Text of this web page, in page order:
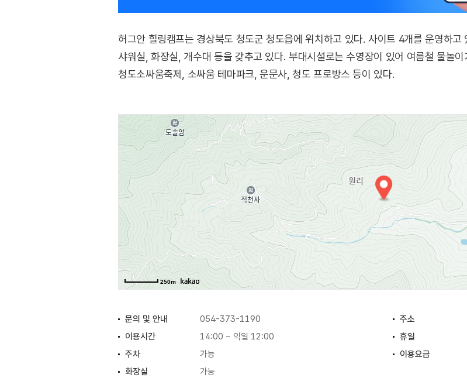
허그안 힐링캠프는 경상북도 청도군 청도읍에 위치하고 있다. 사이트 4개를 운영하
샤워실, 화장실, 개수대 등을 갖추고 있다. 부대시설로는 수영장이 있어 여름철 물놀
청도소싸움축제, 소싸움 테마파크, 운문사, 청도 프로방스 등이 있다.
250m
문의 및 안내 054-373-1190 주소
이용시간
14:00 ~ 익일 12:00 휴일
주차
가능 이용요금
화장실
가능